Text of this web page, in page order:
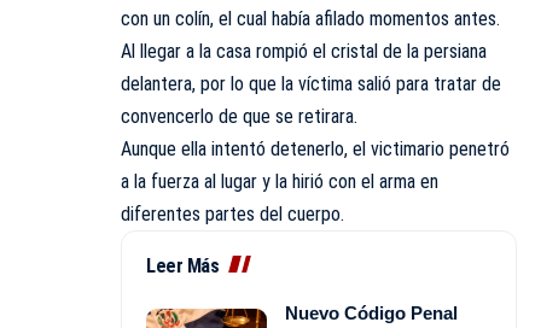
con un colín, el cual había afilado momentos antes.
Al llegar a la casa rompió el cristal de la persiana
delantera, por lo que la víctima salió para tratar de
convencerlo de que se retirara.
Aunque ella intentó detenerlo, el victimario penetró
a la fuerza al lugar y la hirió con el arma en
diferentes partes del cuerpo.
Leer Más
Nuevo Código Penal